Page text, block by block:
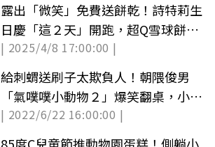
露出「微笑」免費送餅乾！詩特莉生
日慶「這２天」開跑，超Q雪球餅乾
限量吃
| 2025/4/8 17:00:00 |
給刺蝟送刷子太欺負人！朝隈俊男
「氣噗噗小動物２」爆笑翻桌，小七
也能買
| 2022/6/22 16:00:00 |